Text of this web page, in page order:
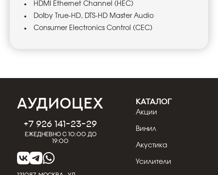
HDMI Ethernet Channel (HEC)
Dolby True-HD, DTS-HD Master Audio
Consumer Electronics Control (CEC)
+7 926 141-23-29
Ежедневно с 10:00 до
19:00
КАТАЛОГ
Акции
Винил
Акустика
Усилители